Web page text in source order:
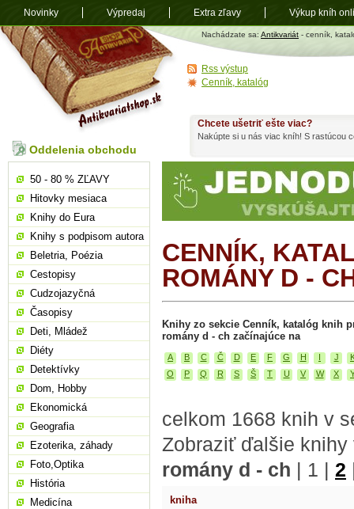
Antikvariát
shop.sk
Nachádzate sa: Antikvariát - cenník,
CENNÍK,
ROMÁNY D -
Knihy zo sekcie Cenník, katalóg knih
romány d - ch začínajúce na
A B C Č D E F G H J
O
P Q R S Š T U V W X
celkom 1668 knih v
Zobraziť ďalšie
romány d - ch | 1 | 2
kniha
Chcete ušetriť ešte viac?
Nakúpte si u nás viac kníh! S rastúcou
Oddelenia obchodu
50 - 80 % ZĽAVY
Hitovky mesiaca
Knihy do Eura
Knihy s podpisom autora
Beletria, Poézia
Cestopisy
Cudzojazyčná
Časopisy
Deti, Mládež
Diéty
Detektívky
Dom, Hobby
Ekonomická
Geografia
Ezoterika, záhady
Foto,Optika
História
Medicína
Rss výstup
Cenník, katalóg
Novinky Výpredaj Extra zľavy Výkup kníh